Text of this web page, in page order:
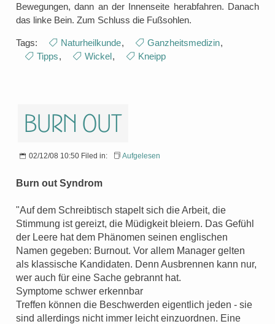
Bewegungen, dann an der Innenseite herabfahren. Danach
das linke Bein. Zum Schluss die Fußsohlen.
Tags: Naturheilkunde, Ganzheitsmedizin,
Tipps, Wickel, Kneipp
Burn out
02/12/08 10:50 Filed in: Aufgelesen
Burn out Syndrom
"Auf dem Schreibtisch stapelt sich die Arbeit, die
Stimmung ist gereizt, die Müdigkeit bleiern. Das Gefühl
der Leere hat dem Phänomen seinen englischen
Namen gegeben: Burnout. Vor allem Manager gelten
als klassische Kandidaten. Denn Ausbrennen kann nur,
wer auch für eine Sache gebrannt hat.
Symptome schwer erkennbar
Treffen können die Beschwerden eigentlich jeden - sie
sind allerdings nicht immer leicht einzuordnen. Eine